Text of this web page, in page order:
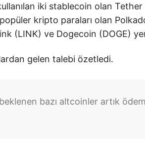
iki stablecoin olan Tether
kripto paraları olan
(LINK) ve Dogecoin (DOGE)
gelen talebi özetledi.
bazı altcoinler artık